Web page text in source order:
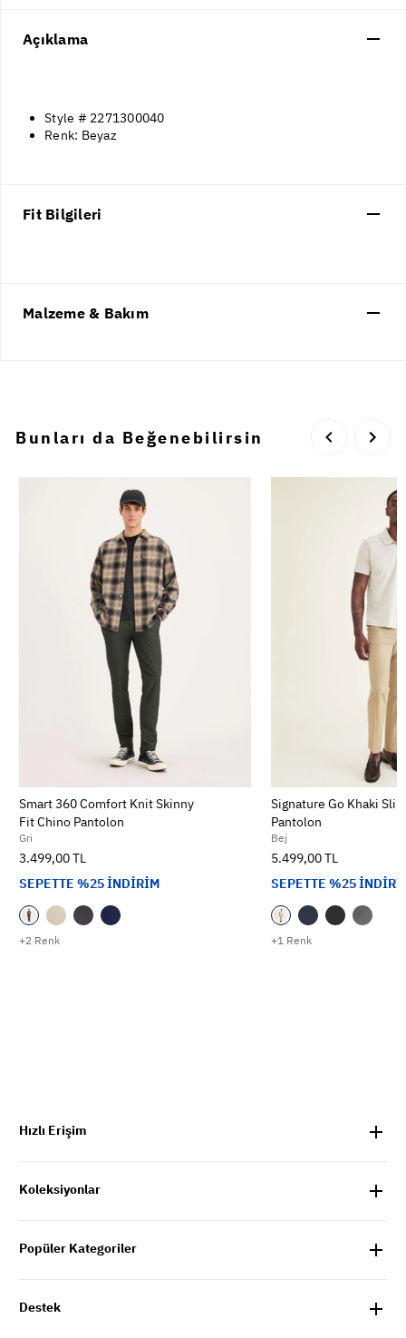
Açıklama
Style # 2271300040
Renk: Beyaz
Fit Bilgileri
Malzeme & Bakım
Bunları da Beğenebilirsin
+2 Renk
Smart 360 Comfort Knit Skinny
Fit Chino Pantolon
Gri
3.499,00 TL
SEPETTE %25 İNDİRİM
+1 Renk
Signature Go Khaki
Pantolon
Bej
5.499,00 TL
SEPETTE %25
Hızlı Erişim
Koleksiyonlar
Popüler Kategoriler
Destek